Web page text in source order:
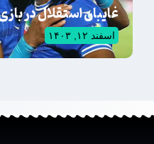
غایبان استقلال در بازی
اسفند ۱۲, ۱۴۰۳